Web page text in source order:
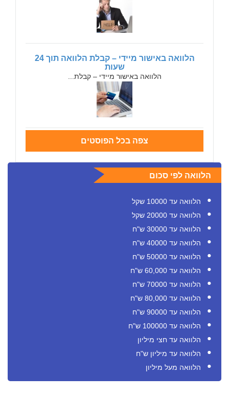
הלוואה באישור מיידי – קבלת הלוואה תוך 24
שעות
הלוואה באישור מיידי – קבלת...
צפה בכל הפוסטים
הלוואה לפי סכום
הלוואה עד 10000 שקל
הלוואה עד 20000 שקל
הלוואה עד 30000 ש"ח
הלוואה עד 40000 ש"ח
הלוואה עד 50000 ש"ח
הלוואה עד 60,000 ש"ח
הלוואה עד 70000 ש"ח
הלוואה עד 80,000 ש"ח
הלוואה עד 90000 ש"ח
הלוואה עד 100000 ש"ח
הלוואה עד חצי מיליון
הלוואה עד מיליון ש"ח
הלוואה מעל מיליון